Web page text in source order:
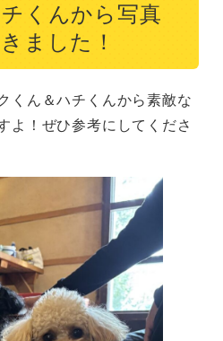
くんから写真
ました！
くん＆ハチくんから素敵な
よ！ぜひ参考にしてくださ